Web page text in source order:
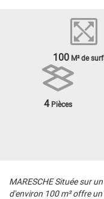
100M² de
4Pièces
MARESCHE Située sur
d'environ 100 m² offre